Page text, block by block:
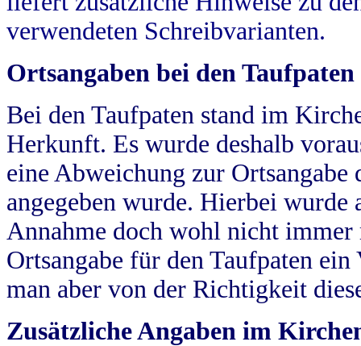
verwendeten Schreibvarianten.
Ortsangaben bei den Taufpaten
Bei den Taufpaten stand im
Herkunft. Es wurde deshalb
eine Abweichung zur
angegeben wurde. Hierbei wurde
Annahme doch wohl nicht
Ortsangabe für den Taufpaten
man aber von der Richtigkeit
Zusätzliche Angaben im